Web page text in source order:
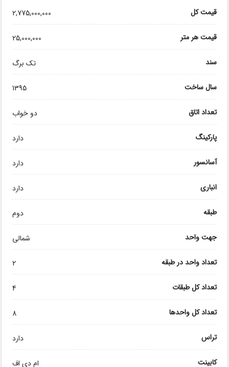
قیمت کل 2,775,000,000
قیمت هر متر 25,000,000
سند تک برگ
سال ساخت 1395
تعداد اتاق دو خواب
پارکینگ دارد
آسانسور دارد
انباری دارد
طبقه دوم
جهت واحد شمالی
تعداد واحد در طبقه 2
تعداد کل طبقات 4
تعداد کل واحدها 8
تراس دارد
کابینت ام دی اف